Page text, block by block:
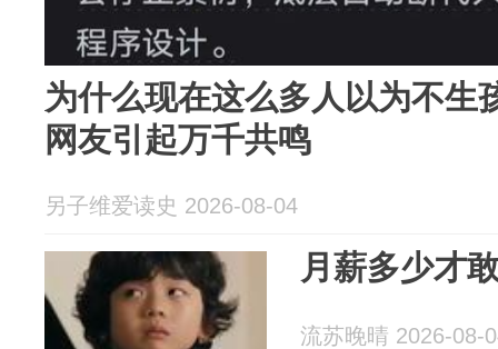
为什么现在这么多人以为不生
网友引起万千共鸣
另子维爱读史 2026-08-04
月薪多少才
流苏晚晴 2026-08-